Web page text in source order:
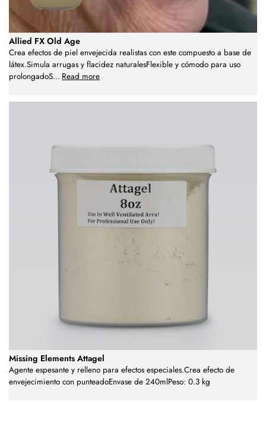
Allied FX Old Age
Crea efectos de piel envejecida realistas con este compuesto a base de
látex.Simula arrugas y flacidez naturalesFlexible y cómodo para uso
prolongadoS... Read more
Missing Elements Attagel
Agente espesante y relleno para efectos especiales.Crea efecto de
envejecimiento con punteadoEnvase de 240mlPeso: 0.3 kg